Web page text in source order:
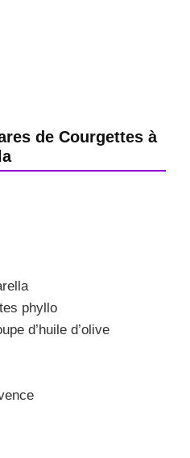
de Courgettes à
phyllo
d’huile d’olive